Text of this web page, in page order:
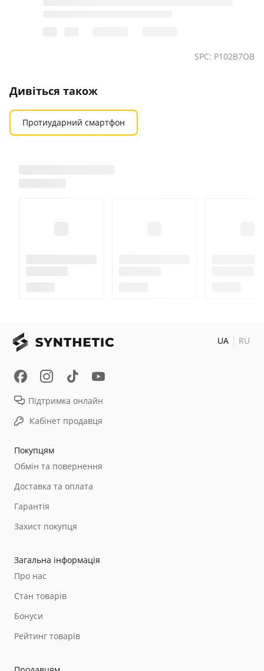
SPC: P102B7OB
Дивіться також
Протиударний смартфон
Покупцям
Обмін та повернення
Доставка та оплата
Гарантія
Захист покупця
Загальна інформація
Про нас
Стан товарів
Бонуси
Рейтинг товарів
Підтримка онлайн
Кабінет продавця
UA RU